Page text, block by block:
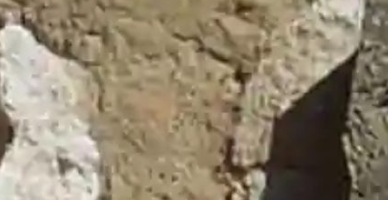
CCOO C-LM exige reforzar la
prevención frente al estrés
térmico y reclama más
inspecciones ante el riesgo
por calor
El Instituto Municipal de
Deportes de Albacete
aprueba la convocatoria del